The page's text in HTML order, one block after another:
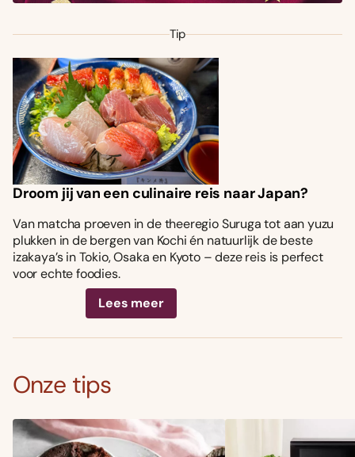
Tip
Droom jij van een culinaire reis naar Japan?
Van matcha proeven in de theeregio Suruga tot aan yuzu
plukken in de bergen van Kochi én natuurlijk de beste
izakaya’s in Tokio, Osaka en Kyoto – deze reis is perfect
voor echte foodies.
Lees meer
Onze tips